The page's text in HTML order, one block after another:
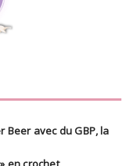
Beer avec du GBP, la